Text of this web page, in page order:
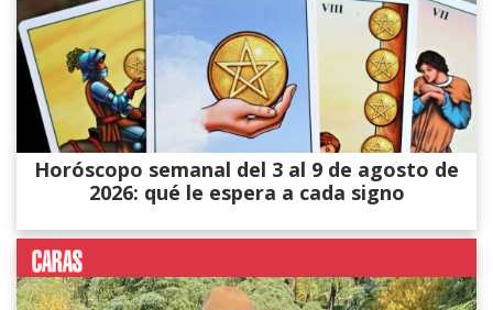
Horóscopo semanal del 3 al 9 de agosto de
2026: qué le espera a cada signo